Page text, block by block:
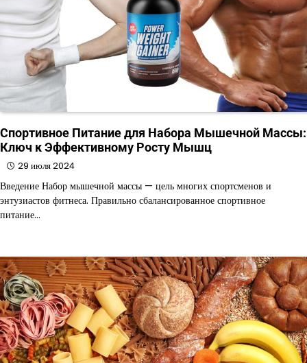
Спортивное Питание для Набора Мышечной Массы:
Ключ к Эффективному Росту Мышц
29 июля 2024
Введение Набор мышечной массы — цель многих спортсменов и
энтузиастов фитнеса. Правильно сбалансированное спортивное
питание…